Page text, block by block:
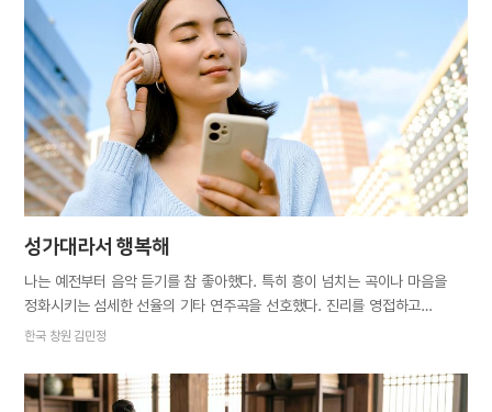
물론 꽤나 복잡하고 까다로운 공정이 필요하다. 첫 번째 과정은 방짜 쇠
만들기(용해 작업)다. 먼저 구리와 주석을 78:22의 비율로 1,200도 이상의
고온에서 녹이는 용해 과정을 거친다. 합금된 쇳물을 돌판에 부어
둥글넓적한 바둑알 모양의 합금 덩어리(방짜 쇠)를 만드는데, 이 과정에서
합금 비율이 안 맞으면 덩어리가 깨지기 때문에 한 치의 오차도 없어야 한다.
그다음에는 두드림질(단조 작업)이 이어진다.…
성가대라서 행복해
나는 예전부터 음악 듣기를 참 좋아했다. 특히 흥이 넘치는 곡이나 마음을
정화시키는 섬세한 선율의 기타 연주곡을 선호했다. 진리를 영접하고
새노래를 접했다. 이처럼 아름다운 멜로디와 가사는 어디서도 들어본 적
어찌나 아름답게 느껴지던지. 세상에 없는, 영원을 노래해서일까. 영원히
존재하시는 하나님과 영원한 사랑, 영원한 나라 천국⋯. 성가대가 되고 정말
한국 창원 김민정